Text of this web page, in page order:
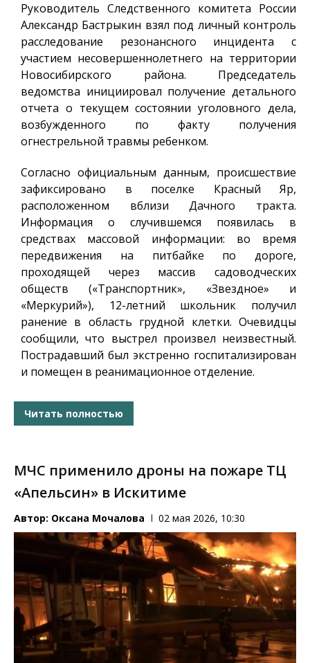
Руководитель Следственного комитета России
Александр Бастрыкин взял под личный контроль
расследование резонансного инцидента с
участием несовершеннолетнего на территории
Новосибирского района. Председатель
ведомства инициировал получение детального
отчета о текущем состоянии уголовного дела,
возбужденного по факту получения
огнестрельной травмы ребенком.
Согласно официальным данным, происшествие
зафиксировано в поселке Красный Яр,
расположенном вблизи Дачного тракта.
Информация о случившемся появилась в
средствах массовой информации: во время
передвижения на питбайке по дороге,
проходящей через массив садоводческих
обществ («Транспортник», «Звездное» и
«Меркурий»), 12-летний школьник получил
ранение в область грудной клетки. Очевидцы
сообщили, что выстрел произвел неизвестный.
Пострадавший был экстренно госпитализирован
и помещен в реанимационное отделение.
Читать полностью
МЧС применило дроны на пожаре ТЦ
«Апельсин» в Искитиме
Автор: Оксана Мочалова 02 мая 2026, 10:30